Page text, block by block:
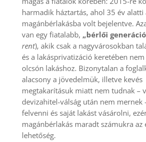
harmadik háztartás, ahol 35 év alatti
magánbérlakásba volt bejelentve.
van egy fiatalabb, „bérlői
rent), akik csak a nagyvárosokban
és a lakásprivatizáció keretében
olcsón lakáshoz. Bizonytalan a
alacsony a jövedelmük, illetve kevés
megtakarításuk miatt nem tudnak –
devizahitel-válság után nem mernek
felvenni és saját lakást vásárolni,
magánbérlakás maradt számukra az
lehetőség.